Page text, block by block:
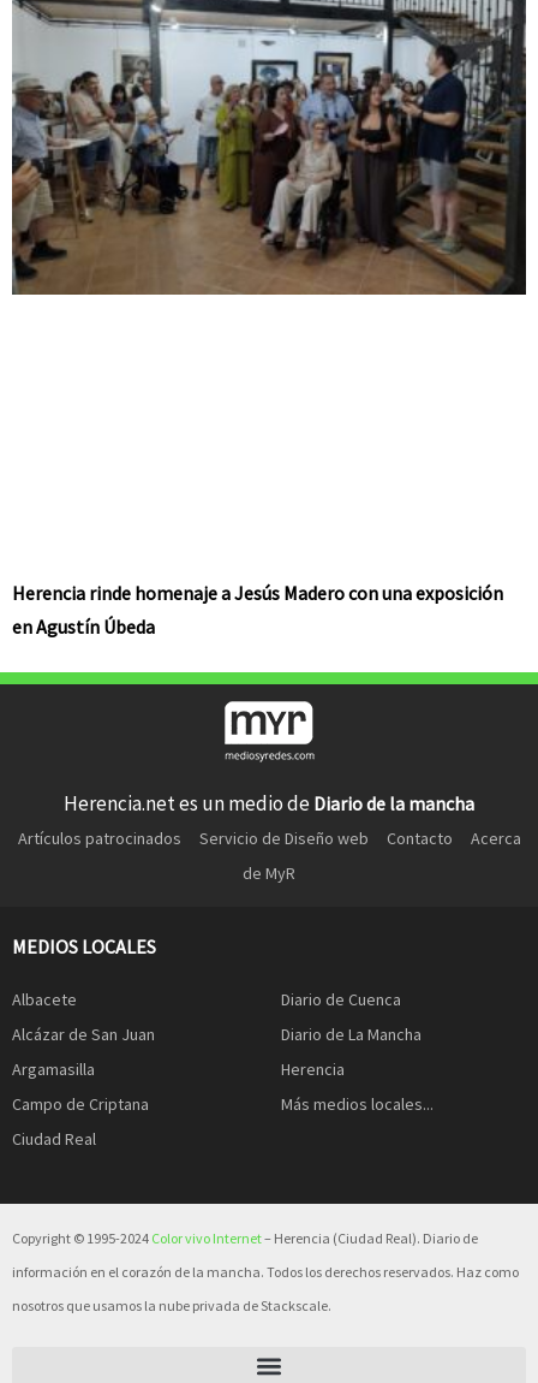
Herencia rinde homenaje a Jesús Madero con una exposición
en Agustín Úbeda
Herencia.net es un medio de Diario de la mancha
Artículos patrocinados Servicio de Diseño web Contacto
Acerca
de MyR
MEDIOS LOCALES
Albacete
Alcázar de San Juan
Argamasilla
Campo de Criptana
Ciudad Real
Diario de Cuenca
Diario de La Mancha
Herencia
Más medios locales...
Copyright © 1995-2024 Color vivo Internet– Herencia (Ciudad Real). Diario de
información en el corazón de la mancha. Todos los derechos reservados. Haz como
nosotros que usamos la nube privada de Stackscale.